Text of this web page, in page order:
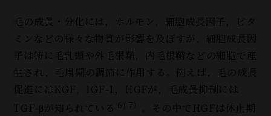
毛の成長・分化には，ホルモン，細胞成長因子，ビタ
ミンなどの様々な物質が影響を及ぼすが，細胞成長因
子は特に毛乳頭や外毛根鞘，内毛根鞘などの細胞で産
生され，毛周期の調節に作用する。例えば，毛の成長
促進にはKGF，IGF-1，HGFが，毛成長抑制には
TGF-βが知られている 6) 7）
。その中でHGFは休止期